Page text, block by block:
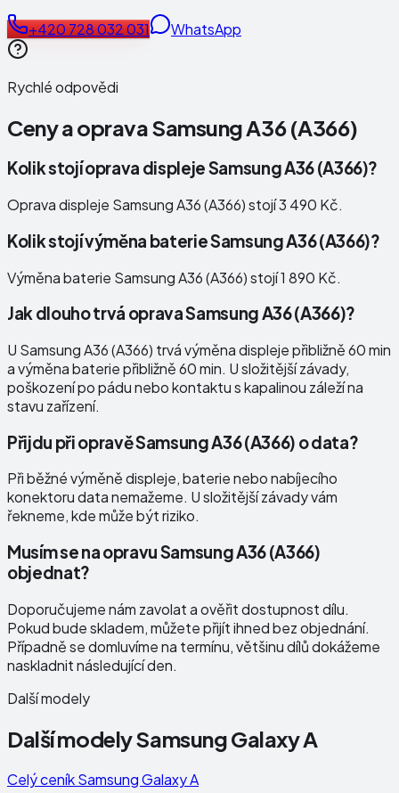
+420 728 032 031 WhatsApp
Rychlé odpovědi
Ceny a opravaSamsung A36 (A366)
Kolik stojí oprava displeje Samsung A36 (A366)?
Oprava displeje Samsung A36 (A366) stojí 3 490 Kč.
Kolik stojí výměna baterie Samsung A36 (A366)?
Výměna baterie Samsung A36 (A366) stojí 1 890 Kč.
Jak dlouho trvá oprava Samsung A36 (A366)?
U Samsung A36 (A366) trvá výměna displeje přibližně 60 min
a výměna baterie přibližně 60 min. U složitější závady,
poškození po pádu nebo kontaktu s kapalinou záleží na
stavu zařízení.
Přijdu při opravě Samsung A36 (A366) o data?
Při běžné výměně displeje, baterie nebo nabíjecího
konektoru data nemažeme. U složitější závady vám
řekneme, kde může být riziko.
Musím se na opravu Samsung A36 (A366)
objednat?
Doporučujeme nám zavolat a ověřit dostupnost dílu.
Pokud bude skladem, můžete přijít ihned bez objednání.
Případně se domluvíme na termínu, většinu dílů dokážeme
naskladnit následující den.
Další modely
Další modelySamsung Galaxy A
Celý ceníkSamsung Galaxy A